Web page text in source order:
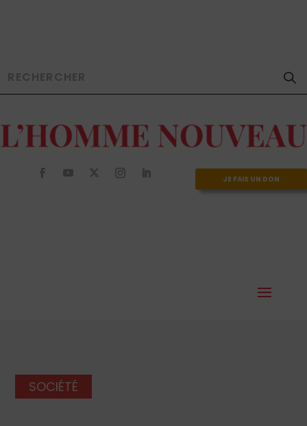
JE FAIS UN DON
SOCIÉTÉ